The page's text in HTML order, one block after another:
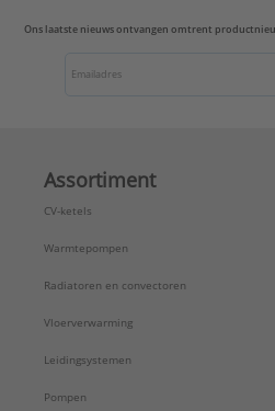
Ons laatste nieuws ontvangen omtrent
Assortiment
CV-ketels
Warmtepompen
Radiatoren en convectoren
Vloerverwarming
Leidingsystemen
Pompen